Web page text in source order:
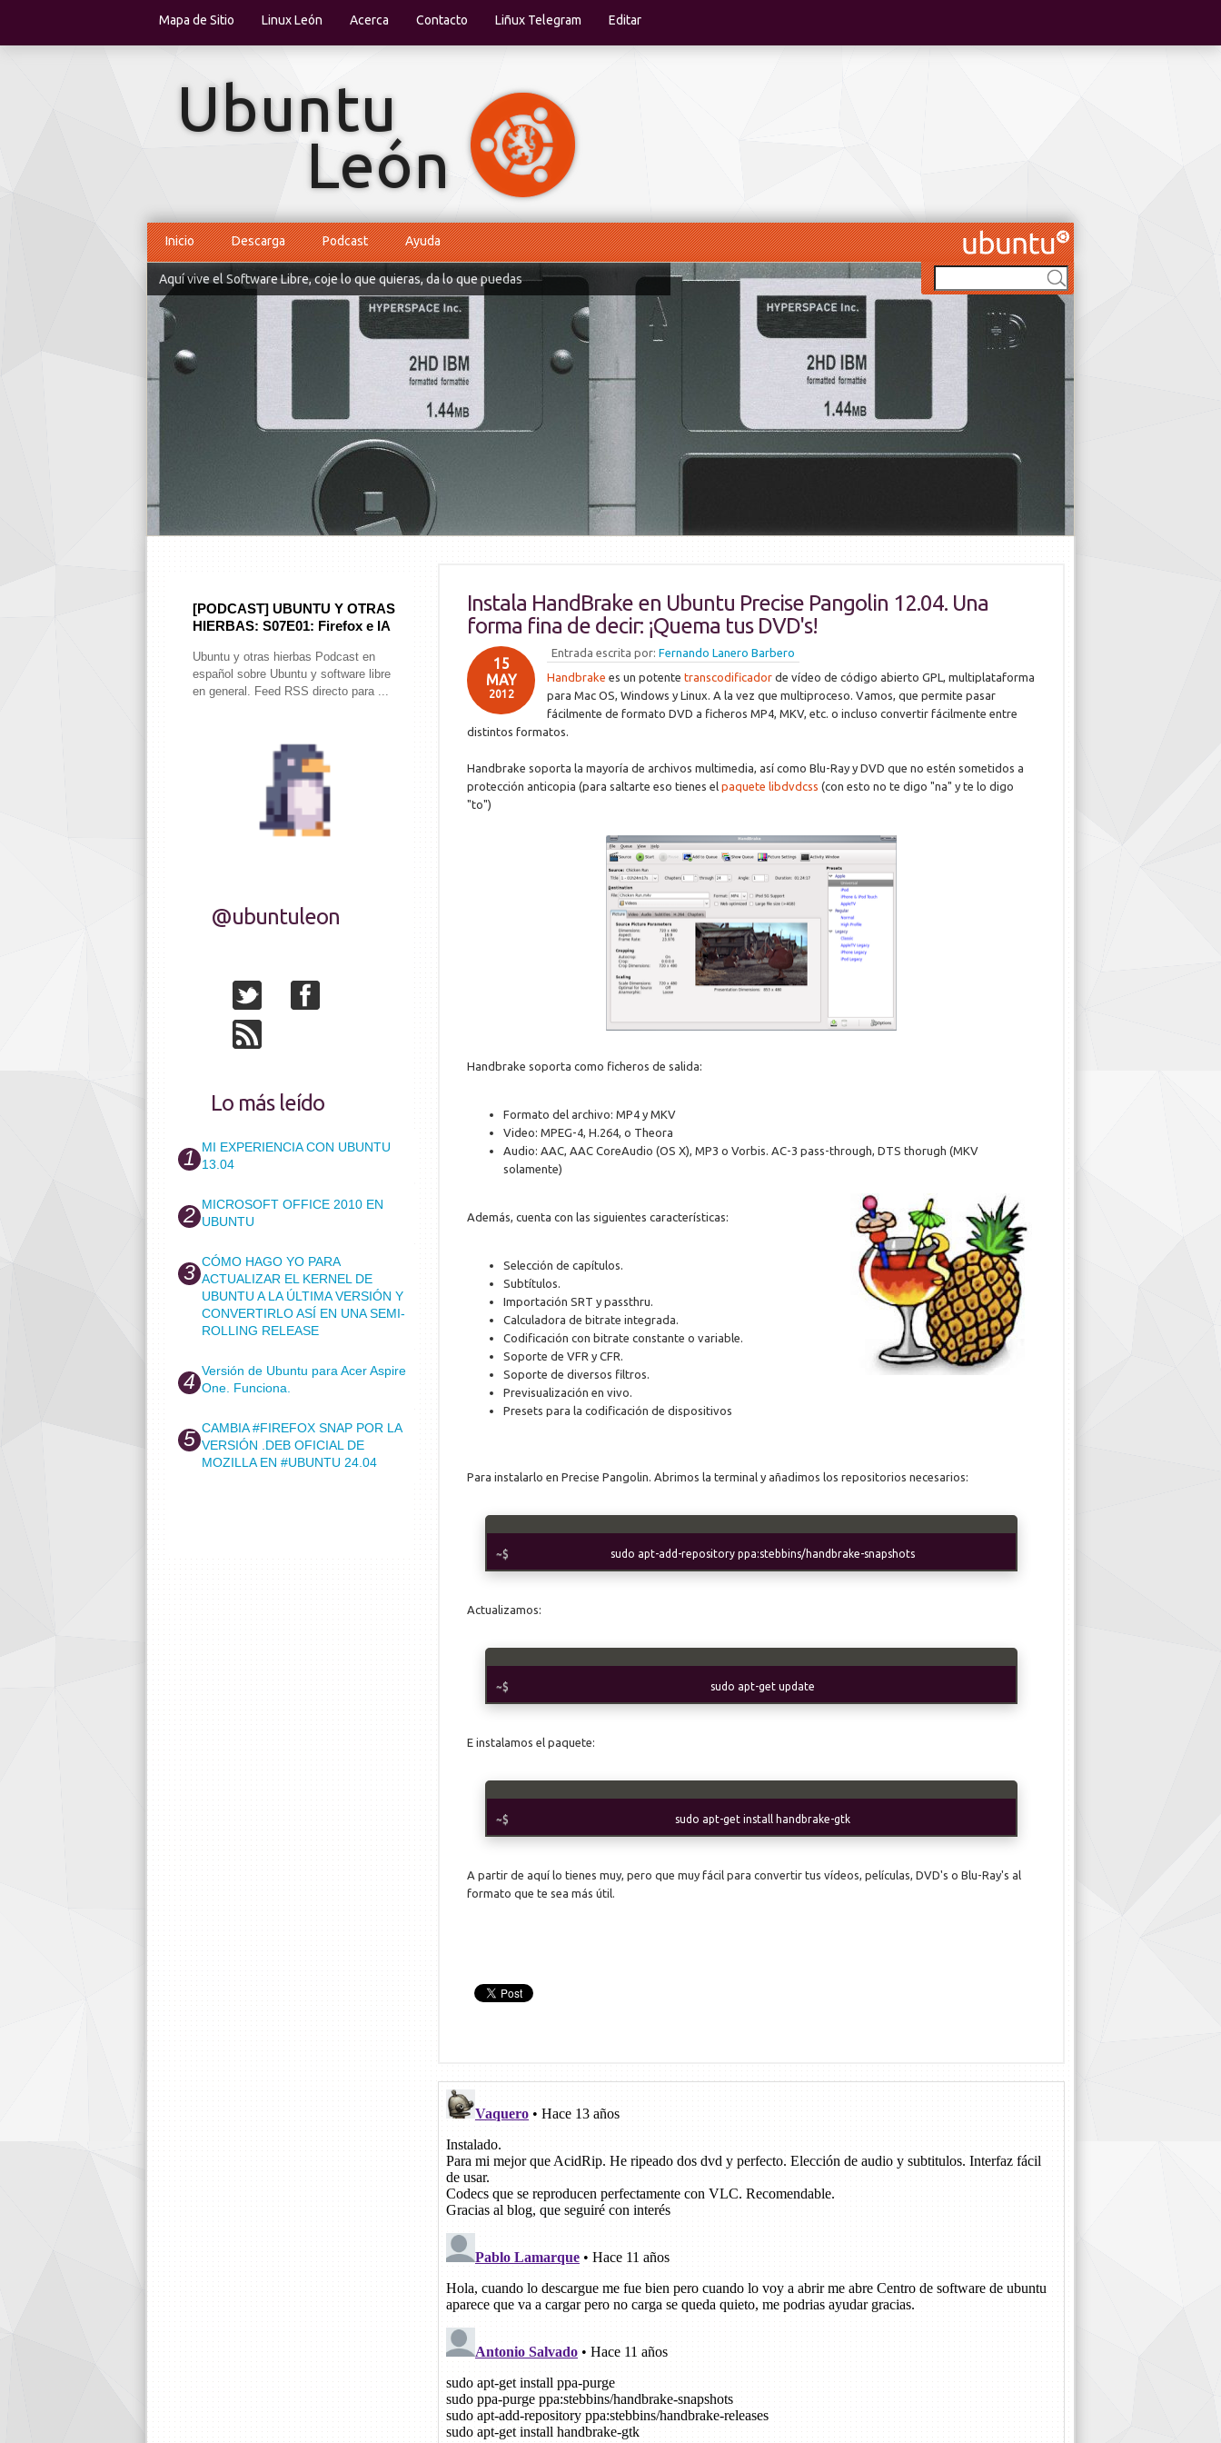
Mapa de Sitio Linux León Acerca Contacto Liñux Telegram Editar
Inicio Descarga Podcast Ayuda
Aquí vive el Software Libre, coje lo que quieras, da lo que puedas
Instala HandBrake en Ubuntu Precise Pangolin 12.04. Una
forma fina de decir: ¡Quema tus DVD's!
Entrada escrita por: Fernando Lanero Barbero
15
MAY
2012
Handbrake es un potente transcodificador de vídeo de código abierto GPL, multiplataforma
para Mac OS, Windows y Linux. A la vez que multiproceso. Vamos, que permite pasar
fácilmente de formato DVD a ficheros MP4, MKV, etc. o incluso convertir fácilmente entre
distintos formatos.
Handbrake soporta la mayoría de archivos multimedia, así como Blu-Ray y DVD que no estén sometidos a
protección anticopia (para saltarte eso tienes el paquete libdvdcss (con esto no te digo "na" y te lo digo
"to")
Handbrake soporta como ficheros de salida:
Formato del archivo: MP4 y MKV
Video: MPEG-4, H.264, o Theora
Audio: AAC, AAC CoreAudio (OS X), MP3 o Vorbis. AC-3 pass-through, DTS thorugh (MKV
solamente)
Además, cuenta con las siguientes características:
Selección de capítulos.
Subtítulos.
Importación SRT y passthru.
Calculadora de bitrate integrada.
Codificación con bitrate constante o variable.
Soporte de VFR y CFR.
Soporte de diversos filtros.
Previsualización en vivo.
Presets para la codificación de dispositivos
Para instalarlo en Precise Pangolin. Abrimos la terminal y añadimos los repositorios necesarios:
sudo apt-add-repository ppa:stebbins/handbrake-snapshots
Actualizamos:
sudo apt-get update
E instalamos el paquete:
sudo apt-get install handbrake-gtk
A partir de aquí lo tienes muy, pero que muy fácil para convertir tus vídeos, películas, DVD's o Blu-Ray's al
formato que te sea más útil.
[PODCAST] UBUNTU Y OTRAS
HIERBAS: S07E01: Firefox e IA
Ubuntu y otras hierbas Podcast en
español sobre Ubuntu y software libre
en general. Feed RSS directo para ...
@ubuntuleon
Lo más leído
MI EXPERIENCIA CON UBUNTU
13.04
MICROSOFT OFFICE 2010 EN
UBUNTU
CÓMO HAGO YO PARA
ACTUALIZAR EL KERNEL DE
UBUNTU A LA ÚLTIMA VERSIÓN Y
CONVERTIRLO ASÍ EN UNA SEMI-
ROLLING RELEASE
Versión de Ubuntu para Acer Aspire
One. Funciona.
CAMBIA #FIREFOX SNAP POR LA
VERSIÓN .DEB OFICIAL DE
MOZILLA EN #UBUNTU 24.04